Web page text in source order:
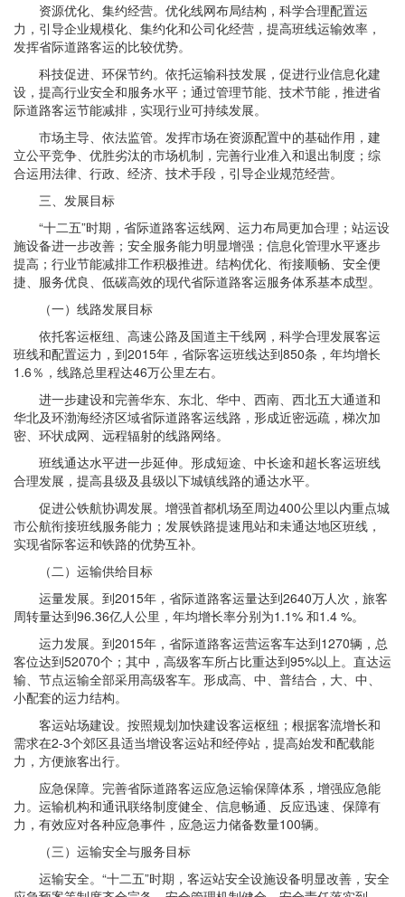
资源优化、集约经营。优化线网布局结构，科学合理配置运
力，引导企业规模化、集约化和公司化经营，提高班线运输效率，
发挥省际道路客运的比较优势。
科技促进、环保节约。依托运输科技发展，促进行业信息化建
设，提高行业安全和服务水平；通过管理节能、技术节能，推进省
际道路客运节能减排，实现行业可持续发展。
市场主导、依法监管。发挥市场在资源配置中的基础作用，建
立公平竞争、优胜劣汰的市场机制，完善行业准入和退出制度；综
合运用法律、行政、经济、技术手段，引导企业规范经营。
三、发展目标
“十二五”时期，省际道路客运线网、运力布局更加合理；站运设
施设备进一步改善；安全服务能力明显增强；信息化管理水平逐步
提高；行业节能减排工作积极推进。结构优化、衔接顺畅、安全便
捷、服务优良、低碳高效的现代省际道路客运服务体系基本成型。
（一）线路发展目标
依托客运枢纽、高速公路及国道主干线网，科学合理发展客运
班线和配置运力，到2015年，省际客运班线达到850条，年均增长
1.6％，线路总里程达46万公里左右。
进一步建设和完善华东、东北、华中、西南、西北五大通道和
华北及环渤海经济区域省际道路客运线路，形成近密远疏，梯次加
密、环状成网、远程辐射的线路网络。
班线通达水平进一步延伸。形成短途、中长途和超长客运班线
合理发展，提高县级及县级以下城镇线路的通达水平。
促进公铁航协调发展。增强首都机场至周边400公里以内重点城
市公航衔接班线服务能力；发展铁路提速甩站和未通达地区班线，
实现省际客运和铁路的优势互补。
（二）运输供给目标
运量发展。到2015年，省际道路客运量达到2640万人次，旅客
周转量达到96.36亿人公里，年均增长率分别为1.1% 和1.4 %。
运力发展。到2015年，省际道路客运营运客车达到1270辆，总
客位达到52070个；其中，高级客车所占比重达到95%以上。直达运
输、节点运输全部采用高级客车。形成高、中、普结合，大、中、
小配套的运力结构。
客运站场建设。按照规划加快建设客运枢纽；根据客流增长和
需求在2-3个郊区县适当增设客运站和经停站，提高始发和配载能
力，方便旅客出行。
应急保障。完善省际道路客运应急运输保障体系，增强应急能
力。运输机构和通讯联络制度健全、信息畅通、反应迅速、保障有
力，有效应对各种应急事件，应急运力储备数量100辆。
（三）运输安全与服务目标
运输安全。“十二五”时期，客运站安全设施设备明显改善，安全